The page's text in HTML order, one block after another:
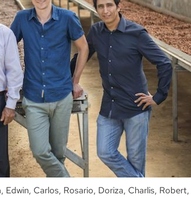
Carlos, Rosario, Doriza, Charlis, Robert,